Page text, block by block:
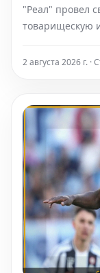
"Реал" провел
товарищескую
2 августа 2026 г.